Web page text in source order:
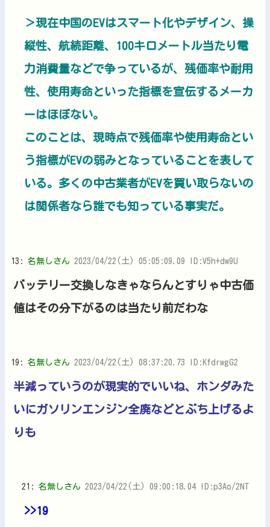
＞現在中国のEVはスマート化やデザイン、操
縦性、航続距離、100キロメートル当たり電
力消費量などで争っているが、残価率や耐用
性、使用寿命といった指標を宣伝するメーカ
ーはほぼない。
このことは、現時点で残価率や使用寿命とい
う指標がEVの弱みとなっていることを表して
いる。多くの中古業者がEVを買い取らないの
は関係者なら誰でも知っている事実だ。
13: 名無しさん 2023/04/22(土) 05:05:09.09 ID:V5h+dw9U
バッテリー交換しなきゃならんとすりゃ中古価
値はその分下がるのは当たり前だわな
19: 名無しさん 2023/04/22(土) 08:37:20.73 ID:KfdrwgG2
半減っていうのが現実的でいいね、ホンダみた
いにガソリンエンジン全廃などとぶち上げるよ
りも
21: 名無しさん 2023/04/22(土) 09:00:18.04 ID:p3Ao/2NT
>>19